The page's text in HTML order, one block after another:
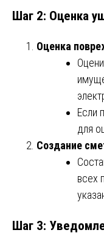
Шаг 2: Оценка
Оценка
Если
для
Создание
всех
Шаг 3: